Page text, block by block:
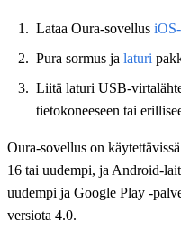
Lataa Oura-sovellus iOS-
Pura sormus ja laturi
Liitä laturi USB-
tietokoneeseen tai
Oura-sovellus on
16 tai uudempi, ja Android-
uudempi ja Google Play -
versiota 4.0.